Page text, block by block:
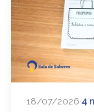
18/07/2026·4